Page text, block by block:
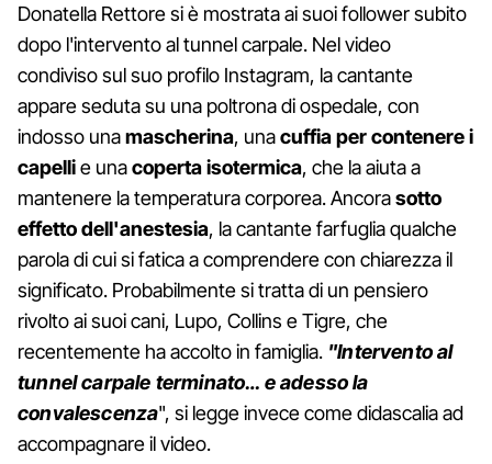
Donatella Rettore si è mostrata ai suoi follower subito
dopo l'intervento al tunnel carpale. Nel video
condiviso sul suo profilo Instagram, la cantante
appare seduta su una poltrona di ospedale, con
indosso unamascherina, unacuffia per contenere i
capellie unacoperta isotermica, che la aiuta a
mantenere la temperatura corporea. Ancorasotto
effetto dell'anestesia, la cantante farfuglia qualche
parola di cui si fatica a comprendere con chiarezza il
significato. Probabilmente si tratta di un pensiero
rivolto ai suoi cani, Lupo, Collins e Tigre, che
recentemente ha accolto in famiglia. "Intervento al
tunnel carpale terminato… e adesso la
convalescenza", si legge invece come didascalia ad
accompagnare il video.